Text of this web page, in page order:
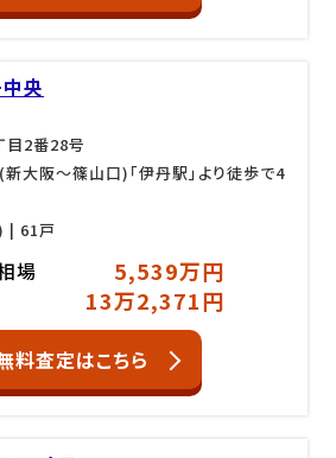
央
目2番28号
大阪～篠山口)「伊丹駅」より徒歩で4
| 61戸
場 5,539万円
13万2,371円
料査定はこちら